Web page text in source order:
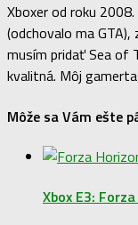
Xboxer od roku
(odchovalo ma
musím pridať Sea of
kvalitná. Môj
Môže sa Vám ešte
Xbox E3: